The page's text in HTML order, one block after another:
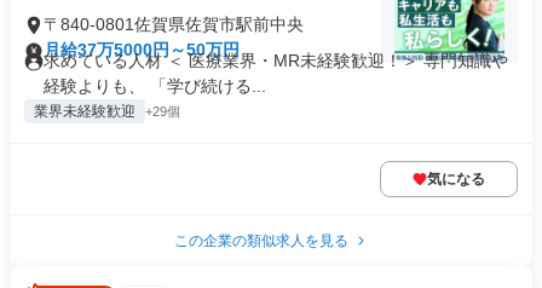
〒840-0801佐賀県佐賀市駅前中央
月給37万5000円～50万円
求めている人材 ＜ 医療業界・MR未経験歓迎！＞ 専門知識や
経験よりも、 「学び続ける...
業界未経験歓迎 +29個
気になる
この企業の類似求人を見る